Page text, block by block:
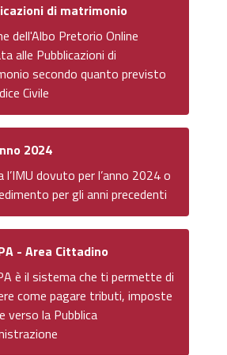
di matrimonio
dell'Albo Pretorio Online
alle Pubblicazioni di
secondo quanto previsto
Civile
2024
l’IMU dovuto per l’anno 2024 o
per gli anni precedenti
- Area Cittadino
è il sistema che ti permette di
come pagare tributi, imposte
verso la Pubblica